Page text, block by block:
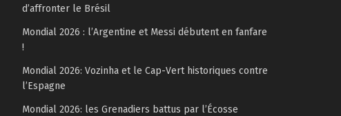
d’affronter le Brésil
Mondial 2026 : l’Argentine et Messi débutent en fanfare
!
Mondial 2026: Vozinha et le Cap-Vert historiques contre
l’Espagne
Mondial 2026: les Grenadiers battus par l’Écosse